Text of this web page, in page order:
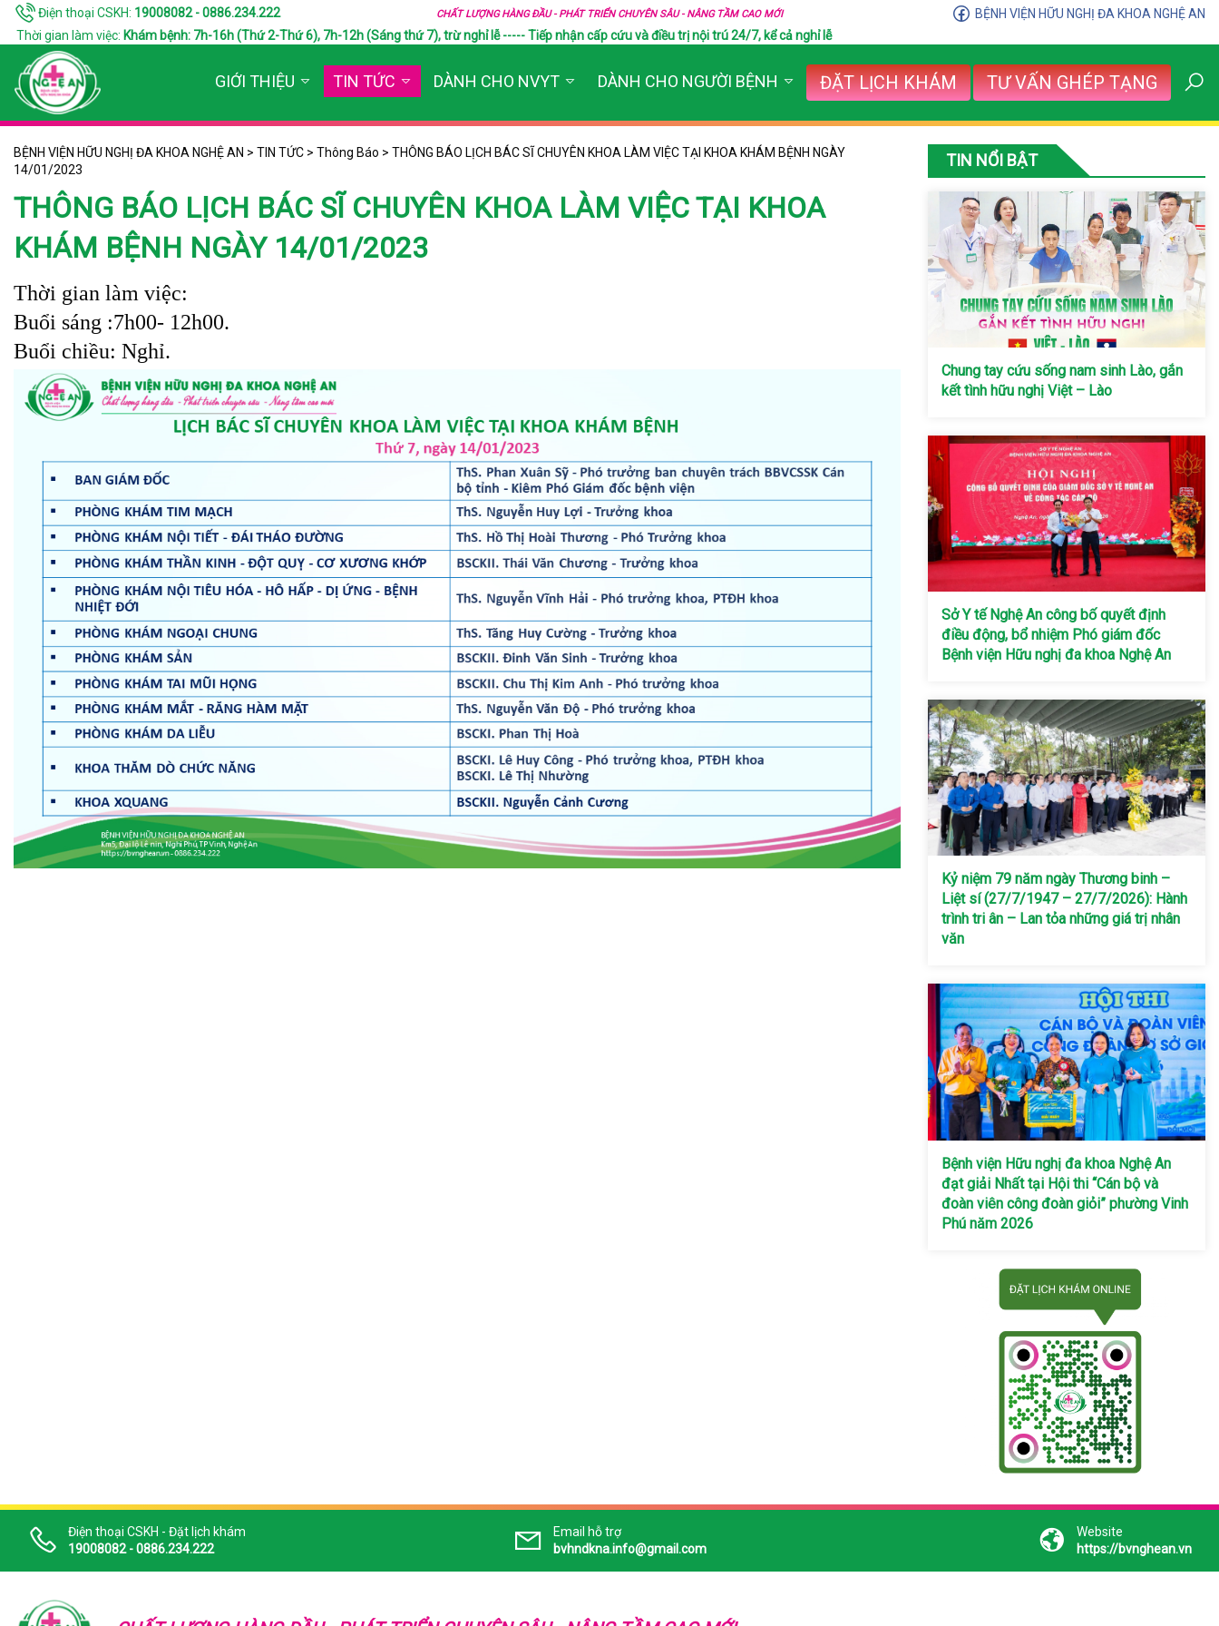
Điện thoại CSKH: 19008082 - 0886.234.222 CHẤT LƯỢNG HÀNG ĐẦU - PHÁT TRIỂN CHUYÊN SÂU - NÂNG TẦM CAO MỚI
BỆNH VIỆN HỮU NGHỊ ĐA KHOA NGHỆ AN
Thời gian làm việc: Khám bệnh: 7h-16h (Thứ 2-Thứ 6), 7h-12h (Sáng thứ 7), trừ nghỉ lễ ----- Tiếp nhận cấp cứu và điều trị nội trú 24/7, kể cả nghỉ lễ
GIỚI THIỆU TIN TỨC DÀNH CHO NVYT DÀNH CHO NGƯỜI BỆNH ĐẶT LỊCH KHÁM TƯ VẤN GHÉP TẠNG
BỆNH VIỆN HỮU NGHỊ ĐA KHOA NGHỆ AN > TIN TỨC > Thông Báo > THÔNG BÁO LỊCH BÁC SĨ CHUYÊN KHOA LÀM VIỆC TẠI KHOA KHÁM BỆNH NGÀY
14/01/2023
THÔNG BÁO LỊCH BÁC SĨ CHUYÊN KHOA LÀM VIỆC TẠI KHOA
KHÁM BỆNH NGÀY 14/01/2023
Thời gian làm việc:
Buổi sáng :7h00- 12h00.
Buổi chiều: Nghỉ.
TIN NỔI BẬT
Chung tay cứu sống nam sinh Lào, gắn
kết tình hữu nghị Việt – Lào
Sở Y tế Nghệ An công bố quyết định
điều động, bổ nhiệm Phó giám đốc
Bệnh viện Hữu nghị đa khoa Nghệ An
Kỷ niệm 79 năm ngày Thương binh –
Liệt sí (27/7/1947 – 27/7/2026): Hành
trình tri ân – Lan tỏa những giá trị nhân
văn
Bệnh viện Hữu nghị đa khoa Nghệ An
đạt giải Nhất tại Hội thi “Cán bộ và
đoàn viên công đoàn giỏi” phường Vinh
Phú năm 2026
Điện thoại CSKH - Đặt lịch khám
19008082 - 0886.234.222
Email hỗ trợ
bvhndkna.info@gmail.com
Website
https://bvnghean.vn